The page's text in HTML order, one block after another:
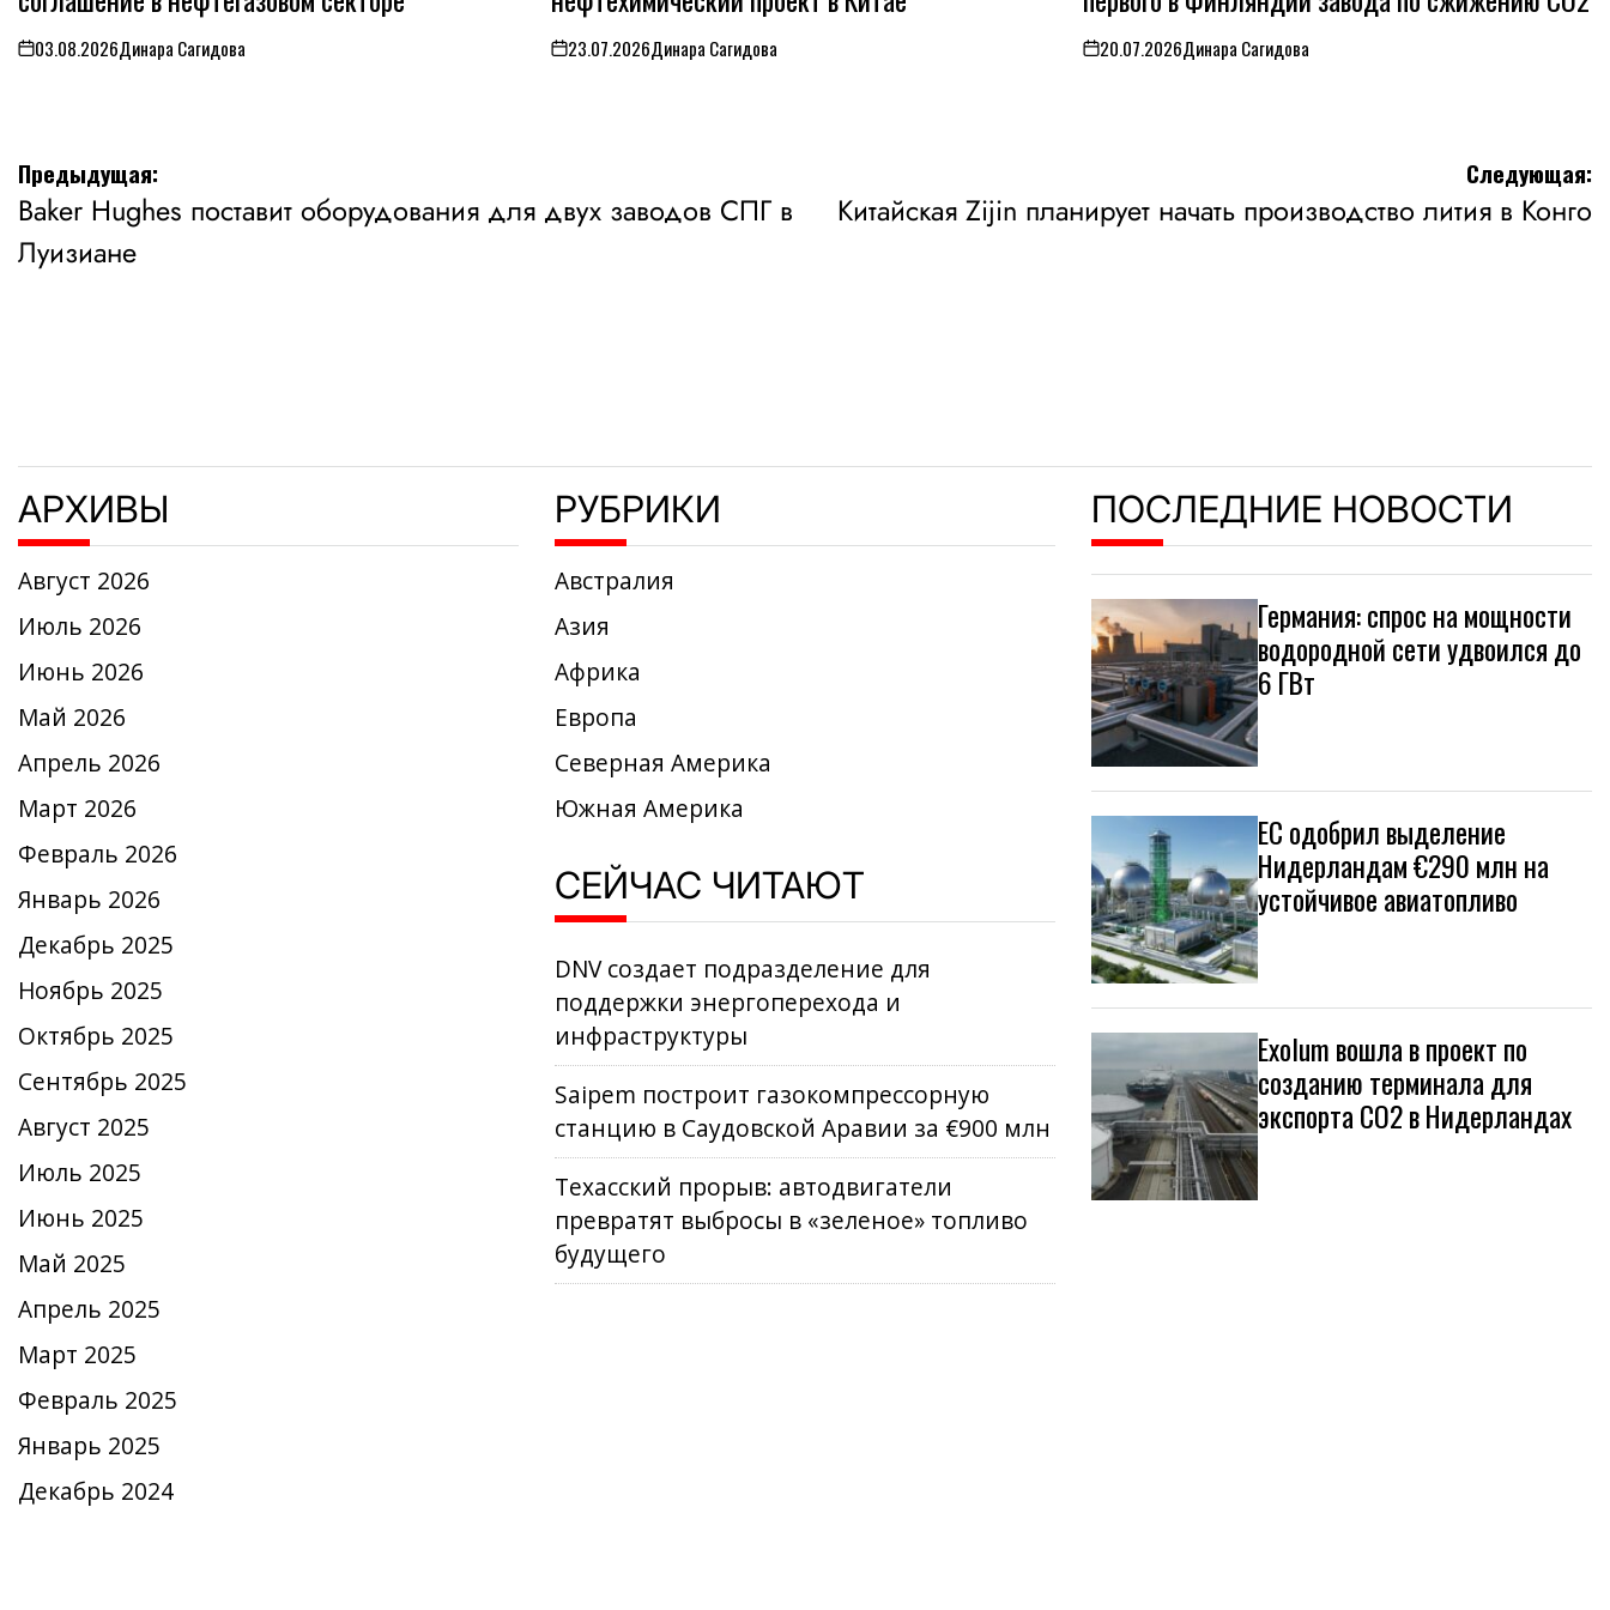
on03.08.2026Динара Сагидова on23.07.2026Динара Сагидова on20.07.2026Динара Сагидова
Навигация
по
записям
Предыдущая:
Baker Hughes поставит оборудования для двух заводов СПГ в
Луизиане
Следующая:
Китайская Zijin планирует начать производство лития в Конго
АРХИВЫ
Август 2026
Июль 2026
Июнь 2026
Май 2026
Апрель 2026
Март 2026
Февраль 2026
Январь 2026
Декабрь 2025
Ноябрь 2025
Октябрь 2025
Сентябрь 2025
Август 2025
Июль 2025
Июнь 2025
Май 2025
Апрель 2025
Март 2025
Февраль 2025
Январь 2025
Декабрь 2024
РУБРИКИ
Австралия
Азия
Африка
Европа
Северная Америка
Южная Америка
СЕЙЧАС ЧИТАЮТ
DNV создает подразделение для
поддержки энергоперехода и
инфраструктуры
Saipem построит газокомпрессорную
станцию в Саудовской Аравии за €900 млн
Техасский прорыв: автодвигатели
превратят выбросы в «зеленое» топливо
будущего
ПОСЛЕДНИЕ НОВОСТИ
Германия: спрос на мощности
водородной сети удвоился до
6 ГВт
ЕС одобрил выделение
Нидерландам €290 млн на
устойчивое авиатопливо
Exolum вошла в проект по
созданию терминала для
экспорта CO2 в Нидерландах